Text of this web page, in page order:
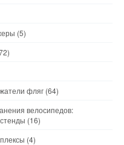
(5)
фляг (64)
велосипедов:
(16)
(4)